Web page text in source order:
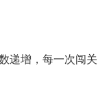
递增，每一次闯关